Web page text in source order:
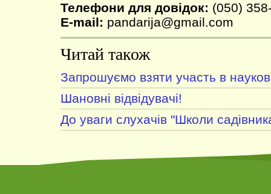
Телефони для довідок: (050)
E-mail: pandarija@gmail.com
Читай також
Запрошуємо взяти участь в
Шановні відвідувачі!
До уваги слухачів "Школи